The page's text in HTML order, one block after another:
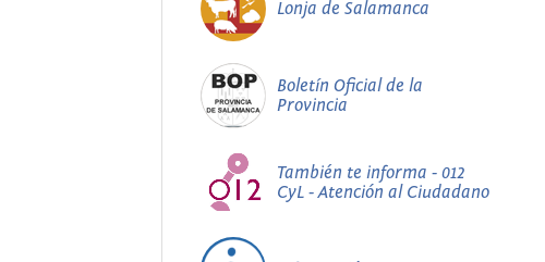
Lonja de Salamanca
Boletín Oficial de la
Provincia
También te informa - 012
CyL - Atención al Ciudadano